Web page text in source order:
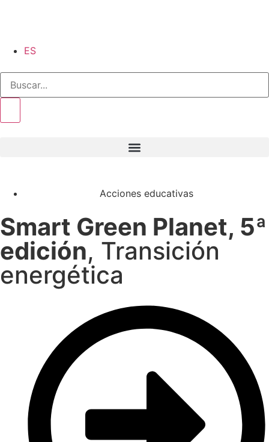
ES
Acciones educativas
Smart Green Planet, 5ª
edición, Transición
energética